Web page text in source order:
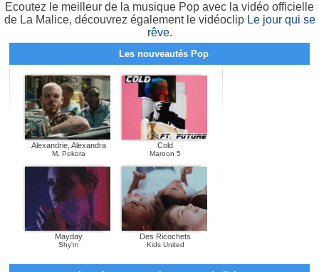
Ecoutez le meilleur de la musique Pop avec la vidéo officielle
de La Malice, découvrez également le vidéoclip Le jour qui se
rêve.
Les nouveautés Pop
Alexandrie, Alexandra
M. Pokora
Cold
Maroon 5
Mayday
Shy'm
Des Ricochets
Kids United